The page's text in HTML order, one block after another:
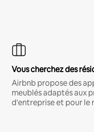
Vous cherchez des
Airbnb propose des
meublés adaptés aux
d'entreprise et pour le